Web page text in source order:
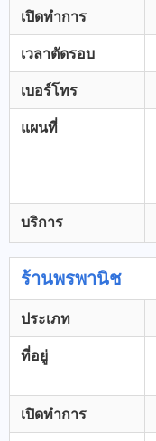
เปิดทำการ
เวลาตัดรอบ
เบอร์โทร
แผนที่
บริการ
ร้านพรพานิช
ประเภท
ที่อยู่
เปิดทำการ